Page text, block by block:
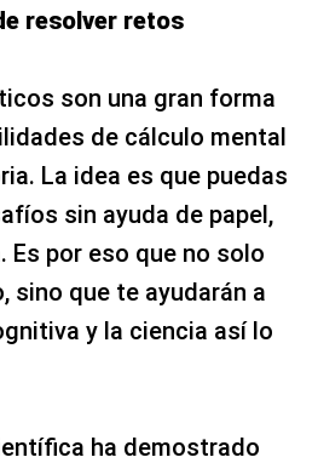
resolver retos
son una gran forma
de cálculo mental
La idea es que puedas
sin ayuda de papel,
Es por eso que no solo
sino que te ayudarán a
y la ciencia así lo
ha demostrado